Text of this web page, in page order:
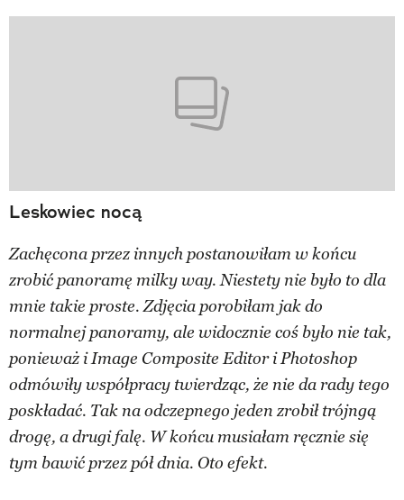
Leskowiec nocą
Zachęcona przez innych postanowiłam w końcu
zrobić panoramę milky way. Niestety nie było to dla
mnie takie proste. Zdjęcia porobiłam jak do
normalnej panoramy, ale widocznie coś było nie tak,
ponieważ i Image Composite Editor i Photoshop
odmówiły współpracy twierdząc, że nie da rady tego
poskładać. Tak na odczepnego jeden zrobił trójngą
drogę, a drugi falę. W końcu musiałam ręcznie się
tym bawić przez pół dnia. Oto efekt.